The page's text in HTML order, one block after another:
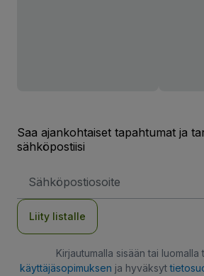
Saa ajankohtaiset tapahtumat ja
sähköpostiisi
Liity listalle
Kirjautumalla sisään tai
käyttäjäsopimuksen ja hyväksyt